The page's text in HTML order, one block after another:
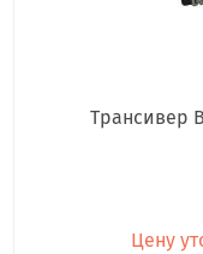
Трансивер
Цену